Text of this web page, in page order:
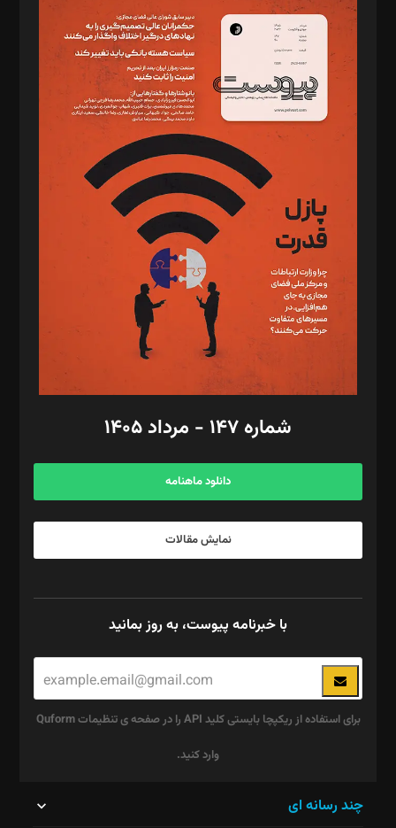
سردبیر: مهرک محمودی
دبیر تحریریه: میثم قاسمی
د‌بیر ناداستان: سمانه سمیع
د‌بیر خدمت و تجارت: ابوالفضل رجبی
د‌بیر حقوق فناوری: حسام‌الدین ایپکچی
د‌بیر پیوست جهان: مینا پاکدل
د‌بیر تحریریه آنلاین: بابک نقاش
تحریریه‌: مجتبی محمود‌ی، آرش برهمند، یسنا امان‌پور، سروش کرمیان،
مصطفی مسجدی آرانی، ابوالفضل رجبی، زهرا فکرانه، فائزه فتحی
رستمی،مصطفی باستان
ویرایش: نگار استاد‌‌آقا
طراح یونیفرم: مجید توکلی
فیلمبرداری و عکاسی: امیر شفیعی، مانی لطفی زاده
گرافیک و صفحه‌آرایی: سید‌سبحان‌علی ثابت
مد‌یر توسعه تجاری: کامبیز برید‌
امور مالی: شاپور رهبری، محمد‌ کاظمی‌نیا
آگهی و مشترکین: ۰۹۱۹۹۹۹۰۴۵۴
شماره ۱۴۷ - مرداد ۱۴۰۵
دانلود ماهنامه
نمایش مقالات
با خبرنامه پیوست، به روز بمانید
برای استفاده از ریکپچا بایستی کلید API را در صفحه ی تنظیمات Quform
وارد کنید.
چند رسانه ای